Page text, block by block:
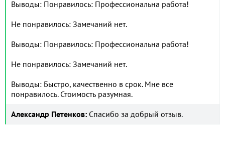
Выводы: Понравилось: Профессиональна работа!
Не понравилось: Замечаний нет.
Выводы: Понравилось: Профессиональна работа!
Не понравилось: Замечаний нет.
Выводы: Быстро, качественно в срок. Мне все
понравилось. Стоимость разумная.
Александр Петенков: Спасибо за добрый отзыв.